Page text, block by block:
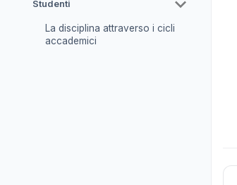
Studenti
La disciplina attraverso i cicli
accademici